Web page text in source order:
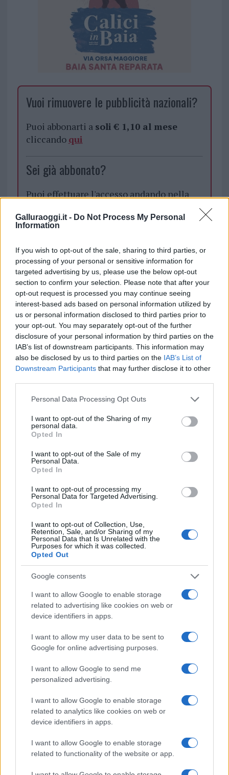
Galluraoggi.it - Do Not Process My Personal
Information
If you wish to opt-out of the sale, sharing to third parties, or
processing of your personal or sensitive information for
targeted advertising by us, please use the below opt-out
section to confirm your selection. Please note that after your
opt-out request is processed you may continue seeing
interest-based ads based on personal information utilized by
us or personal information disclosed to third parties prior to
your opt-out. You may separately opt-out of the further
disclosure of your personal information by third parties on the
IAB’s list of downstream participants. This information may
also be disclosed by us to third parties on the IAB’s List of
Downstream Participants that may further disclose it to other
Please note that this website/app uses one or more Google
not limited to your visit or usage behaviour. You may click to
grant or deny consent to Google and its third-party tags to
use your data for below specified purposes in below Google
consent section.
Personal Data Processing Opt Outs
I want to opt-out of the Sharing of my
personal data.
Opted In
I want to opt-out of the Sale of my
Personal Data.
Opted In
I want to opt-out of processing my
Personal Data for Targeted Advertising.
Opted In
I want to opt-out of Collection, Use,
Retention, Sale, and/or Sharing of my
Personal Data that Is Unrelated with the
Purposes for which it was collected.
Opted Out
Google consents
I want to allow Google to enable storage
related to advertising like cookies on web or
device identifiers in apps.
I want to allow my user data to be sent to
Google for online advertising purposes.
I want to allow Google to send me
personalized advertising.
I want to allow Google to enable storage
related to analytics like cookies on web or
device identifiers in apps.
I want to allow Google to enable storage
related to functionality of the website or app.
Vuoi rimuovere le pubblicità nazionali?
Puoi abbonarti a soli € 1,10 al mese
cliccando qui
Sei già abbonato?
Puoi effettuare l'accesso andando nella
cliccandoqui
TEMI: Appelo Legambiente
Goletta Verde
Goletta Verde Legamiente
Goletta Verde Olbia
Goletta Verde Sardegna
Legambiente Sardegna
Notizie Olbia
Notizie Pittulongu
Sì Al Futuro
Sì Alle Rinnovabili
Notizie in tempo reale?
Entra nel canale telegram di
GalluraOggi.it
i tuoi video e le tue foto
345 356 7512
daGoogle News
Condividi l'articolo
F
a
ce
b
o
o
k
T
w
it
te
r
Pi
n
te
re
st
W
h
at
s
A
p
p
S
a
re
Articolo precedente
Prossimo articolo
Controlli rafforzati in Costa Smeralda, 20